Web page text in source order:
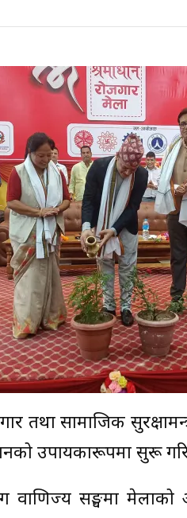
तथा सामाजिक
उपायकारूपमा सुरू
वाणिज्य सङ्घमा